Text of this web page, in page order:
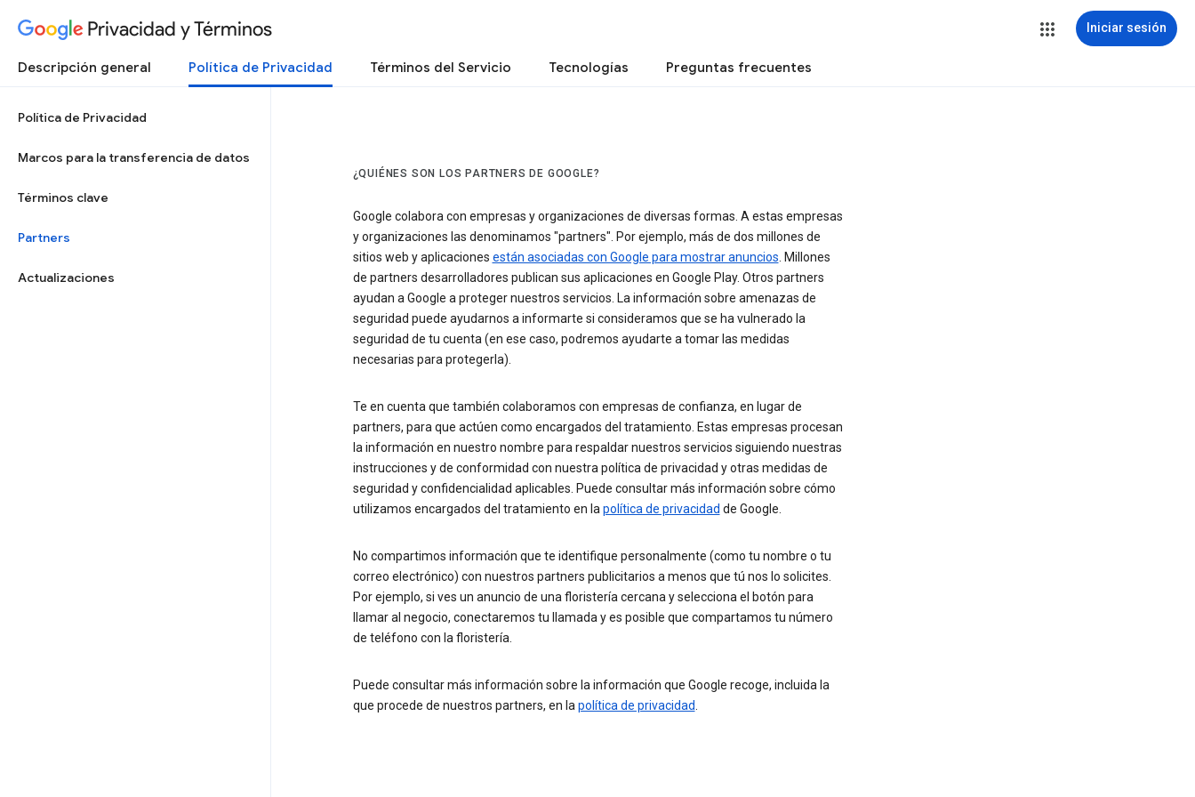
Privacidad y Términos Iniciar sesión
Descripción general Política de Privacidad Términos del Servicio Tecnologías Preguntas frecuentes
Política de Privacidad
Marcos para la transferencia de datos
Términos clave
Partners
Actualizaciones
¿QUIÉNES SON LOS PARTNERS DE GOOGLE?
Google colabora con empresas y organizaciones de diversas formas. A estas empresas
y organizaciones las denominamos "partners". Por ejemplo, más de dos millones de
sitios web y aplicaciones están asociadas con Google para mostrar anuncios. Millones
de partners desarrolladores publican sus aplicaciones en Google Play. Otros partners
ayudan a Google a proteger nuestros servicios. La información sobre amenazas de
seguridad puede ayudarnos a informarte si consideramos que se ha vulnerado la
seguridad de tu cuenta (en ese caso, podremos ayudarte a tomar las medidas
necesarias para protegerla).
Te en cuenta que también colaboramos con empresas de confianza, en lugar de
partners, para que actúen como encargados del tratamiento. Estas empresas procesan
la información en nuestro nombre para respaldar nuestros servicios siguiendo nuestras
instrucciones y de conformidad con nuestra política de privacidad y otras medidas de
seguridad y confidencialidad aplicables. Puede consultar más información sobre cómo
utilizamos encargados del tratamiento en lapolítica de privacidad de Google.
No compartimos información que te identifique personalmente (como tu nombre o tu
correo electrónico) con nuestros partners publicitarios a menos que tú nos lo solicites.
Por ejemplo, si ves un anuncio de una floristería cercana y selecciona el botón para
llamar al negocio, conectaremos tu llamada y es posible que compartamos tu número
de teléfono con la floristería.
Puede consultar más información sobre la información que Google recoge, incluida la
que procede de nuestros partners, en lapolítica de privacidad.